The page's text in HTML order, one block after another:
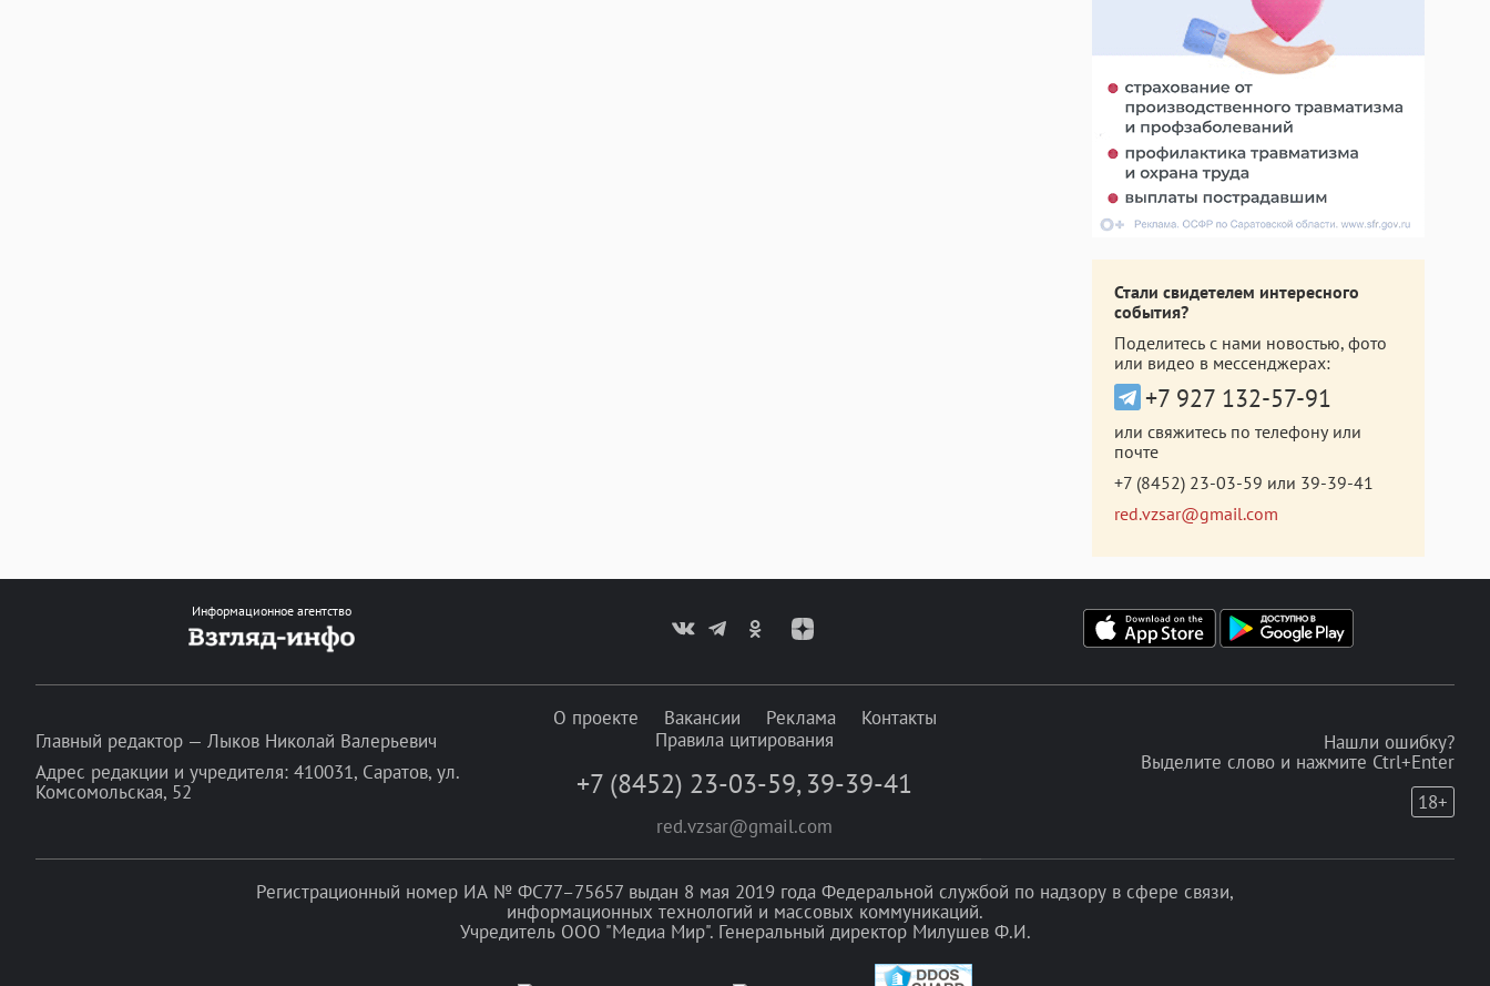
Стали свидетелем интересного
события?
Поделитесь с нами новостью, фото
или видео в мессенджерах:
+7 927 132-57-91
или свяжитесь по телефону или
почте
+7 (8452) 23-03-59 или 39-39-41
red.vzsar@gmail.com
Информационное агентство
Главный редактор — Лыков Николай Валерьевич
Адрес редакции и учредителя: 410031, Саратов, ул.
Комсомольская, 52
О проекте Вакансии Реклама
Контакты
Правила цитирования
+7 (8452) 23-03-59, 39-39-41
red.vzsar@gmail.com
Нашли ошибку?
Выделите слово и нажмите Ctrl+Enter
18+
Регистрационный номер ИА № ФС77–75657 выдан 8 мая 2019 года Федеральной службой по надзору в сфере связи,
информационных технологий и массовых коммуникаций.
Учредитель ООО "Медиа Мир". Генеральный директор Милушев Ф.И.